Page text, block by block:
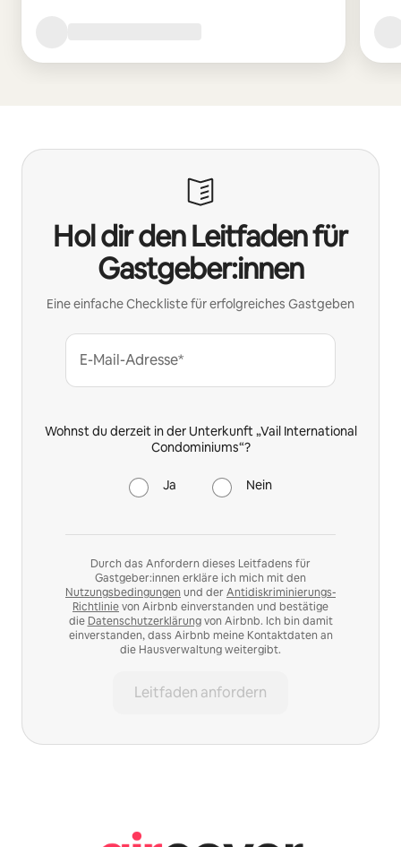
Hol dir den Leitfaden für
Gastgeber:innen
Eine einfache Checkliste für erfolgreiches Gastgeben
E-Mail-Adresse*
Wohnst du derzeit in der Unterkunft „Vail International
Condominiums“?
Ja Nein
Durch das Anfordern dieses Leitfadens für
Gastgeber:innen erkläre ich mich mit den
Nutzungsbedingungen und der Antidiskriminierungs-
Richtlinievon Airbnb einverstanden und bestätige
die Datenschutzerklärungvon Airbnb. Ich bin damit
einverstanden, dass Airbnb meine Kontaktdaten an
die Hausverwaltung weitergibt.
Leitfaden anfordern